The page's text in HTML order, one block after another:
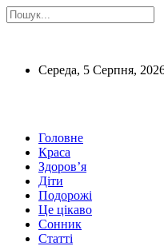
Середа, 5 Серпня,
Головне
Краса
Здоров’я
Діти
Подорожі
Це цікаво
Сонник
Статті